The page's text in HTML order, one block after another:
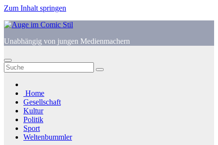
Zum Inhalt springen
Unabhängig von jungen Medienmachern
Home
Gesellschaft
Kultur
Politik
Sport
Weltenbummler